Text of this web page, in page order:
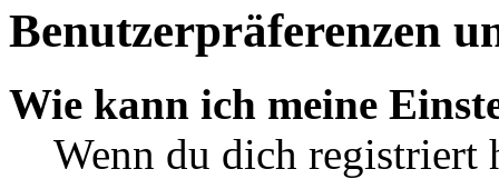
Benutzerpräferenzen
Wie kann ich meine
Wenn du dich registriert